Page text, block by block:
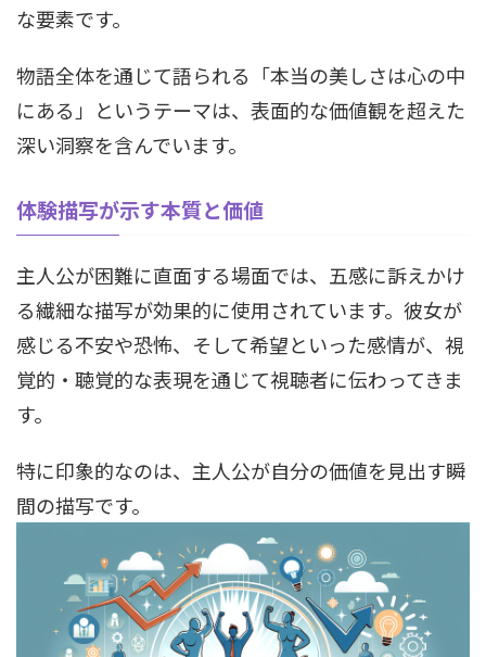
な要素です。
物語全体を通じて語られる「本当の美しさは心の中
にある」というテーマは、表面的な価値観を超えた
深い洞察を含んでいます。
体験描写が示す本質と価値
主人公が困難に直面する場面では、五感に訴えかけ
る繊細な描写が効果的に使用されています。彼女が
感じる不安や恐怖、そして希望といった感情が、視
覚的・聴覚的な表現を通じて視聴者に伝わってきま
す。
特に印象的なのは、主人公が自分の価値を見出す瞬
間の描写です。